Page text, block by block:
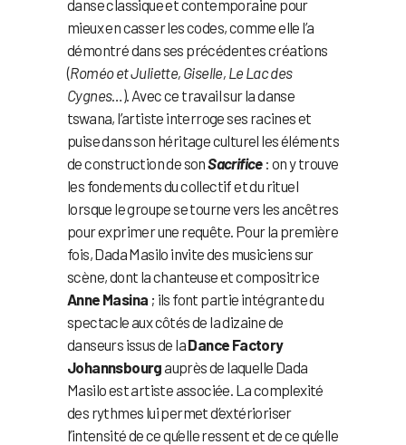
danse classique et contemporaine pour
mieux en casser les codes, comme elle l’a
démontré dans ses précédentes créations
(Roméo et Juliette, Giselle, Le Lac des
Cygnes…). Avec ce travail sur la danse
tswana, l’artiste interroge ses racines et
puise dans son héritage culturel les éléments
de construction de sonSacrifice: on y trouve
les fondements du collectif et du rituel
lorsque le groupe se tourne vers les ancêtres
pour exprimer une requête. Pour la première
fois, Dada Masilo invite des musiciens sur
scène, dont la chanteuse et compositrice
Anne Masina ; ils font partie intégrante du
spectacle aux côtés de la dizaine de
danseurs issus de laDance Factory
Johannsbourgauprès de laquelle Dada
Masilo est artiste associée. La complexité
des rythmes lui permet d’extérioriser
l’intensité de ce qu’elle ressent et de ce qu’elle